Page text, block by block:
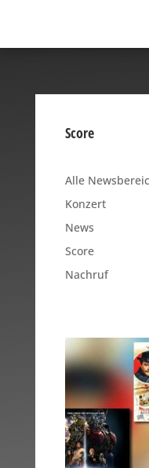
Score
Alle
Konzert
News
Score
Nachruf